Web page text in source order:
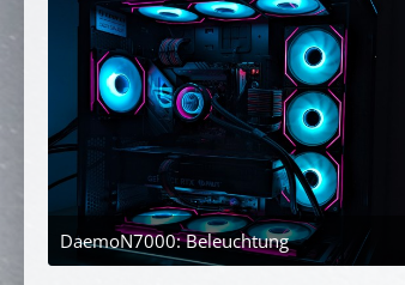
DaemoN7000: Beleuchtung
30. April 2024 um 21:45